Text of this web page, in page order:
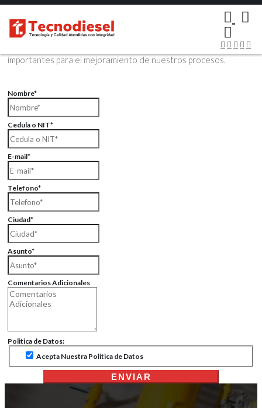
Contáctenos Vía Email
Envíenos sus datos con sus comentarios, sus opiniones son muy
importantes para el mejoramiento de nuestros procesos.
Nombre*
Cedula o NIT*
E-mail*
Telefono*
Ciudad*
Asunto*
Comentarios Adicionales
Politica de Datos:
Acepta Nuestra Politica de Datos
ENVIAR